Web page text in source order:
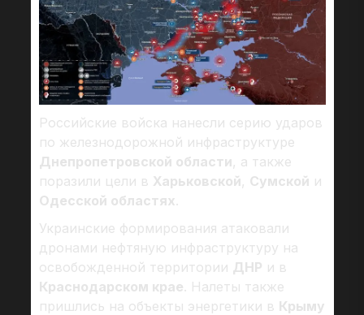
Российские войска нанесли серию ударов
по железнодорожной инфраструктуре
Днепропетровской области, а также
поразили цели в Харьковской, Сумской и
Одесской областях.
Украинские формирования атаковали
дронами нефтяную инфраструктуру на
освобожденной территории ДНР и в
Краснодарском крае. Налеты также
пришлись на объекты энергетики в Крыму